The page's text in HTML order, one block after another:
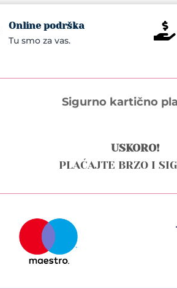
Online podrška
Tu smo za vas. 
Sigurno kartično
USKORO!
PLAĆAJTE BRZO I